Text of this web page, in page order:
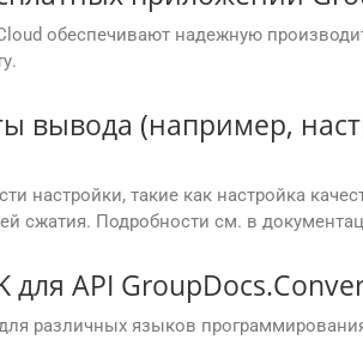
обеспечивают надежную
вывода (например,
настройки, такие как настройка
сжатия. Подробности см. в
API
различных языков